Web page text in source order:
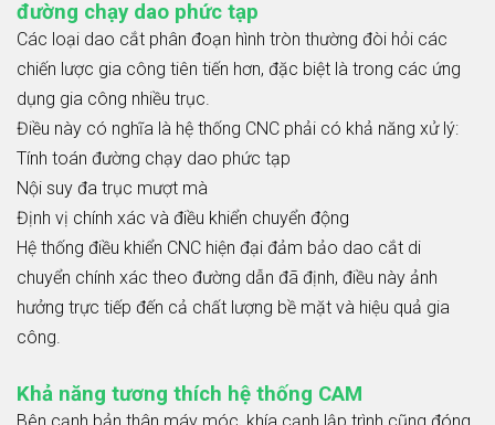
đường chạy dao phức tạp
Các loại dao cắt phân đoạn hình tròn thường đòi hỏi các
chiến lược gia công tiên tiến hơn, đặc biệt là trong các ứng
dụng gia công nhiều trục.
Điều này có nghĩa là hệ thống CNC phải có khả năng xử lý:
Tính toán đường chạy dao phức tạp
Nội suy đa trục mượt mà
Định vị chính xác và điều khiển chuyển động
Hệ thống điều khiển CNC hiện đại đảm bảo dao cắt di
chuyển chính xác theo đường dẫn đã định, điều này ảnh
hưởng trực tiếp đến cả chất lượng bề mặt và hiệu quả gia
công.
Khả năng tương thích hệ thống CAM